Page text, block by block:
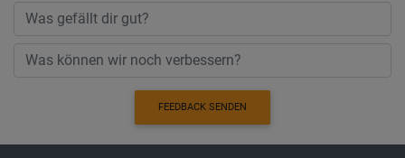
FEEDBACK SENDEN